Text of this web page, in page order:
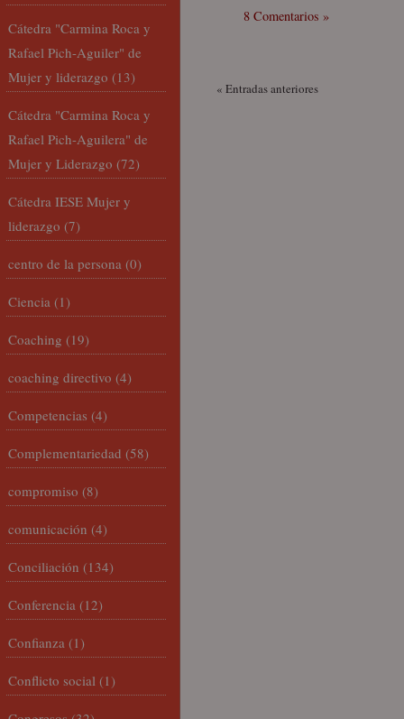
8 Comentarios »
« Entradas anteriores
Cátedra "Carmina Roca y
Rafael Pich-Aguiler" de
Mujer y liderazgo (13)
Cátedra "Carmina Roca y
Rafael Pich-Aguilera" de
Mujer y Liderazgo (72)
Cátedra IESE Mujer y
liderazgo (7)
centro de la persona (0)
Ciencia (1)
Coaching (19)
coaching directivo (4)
Competencias (4)
Complementariedad (58)
compromiso (8)
comunicación (4)
Conciliación (134)
Conferencia (12)
Confianza (1)
Conflicto social (1)